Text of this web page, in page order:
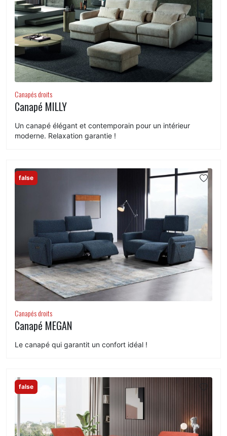
Canapés droits
Canapé MILLY
Un canapé élégant et contemporain pour un intérieur
moderne. Relaxation garantie !
false
Canapés droits
Canapé MEGAN
Le canapé qui garantit un confort idéal !
false